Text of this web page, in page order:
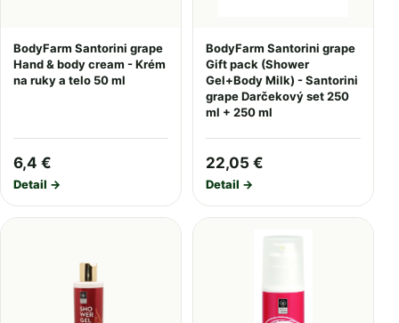
BodyFarm Santorini grape
Hand & body cream - Krém
na ruky a telo 50 ml
6,4 €
Detail →
BodyFarm Santorini grape
Gift pack (Shower
Gel+Body Milk) - Santorini
grape Darčekový set 250
ml + 250 ml
22,05 €
Detail →